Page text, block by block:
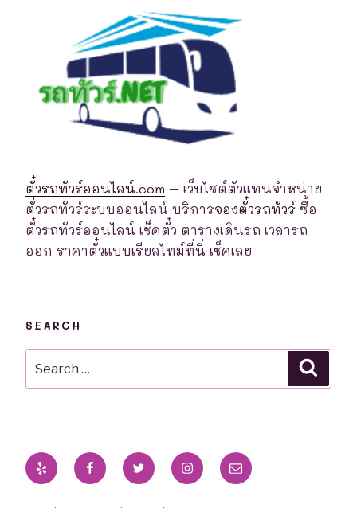
ตั๋วรถทัวร์ออนไลน์.com – เว็บไซต์ตัวแทนจำหน่าย
ตั่วรถทัวร์ระบบออนไลน์ บริการจองตั๋วรถทัวร์ ซื้อ
ตั๋วรถทัวร์ออนไลน์ เช็คตั๋ว ตารางเดินรถ เวลารถ
ออก ราคาตั๋วแบบเรียลไทม์ที่นี่ เช็คเลย
SEARCH
for:
Yelp FacebookTwitter InstagramEmail